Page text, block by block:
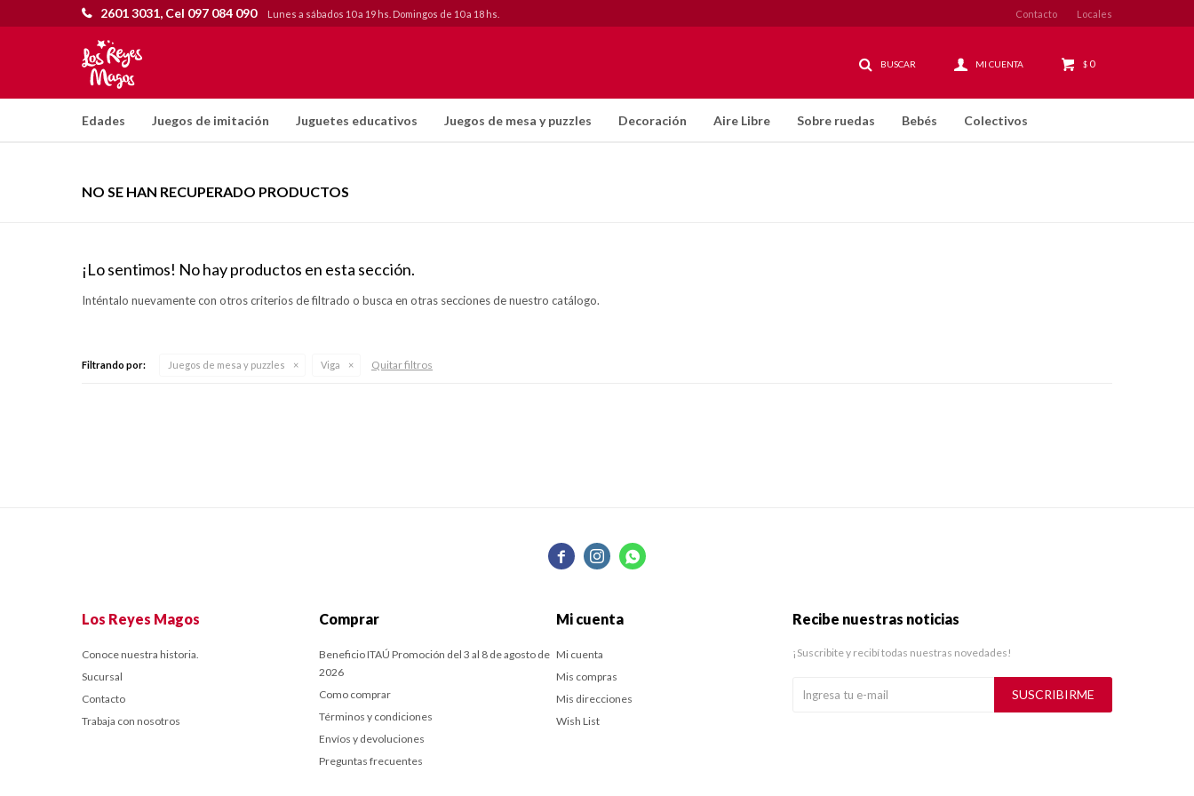
Edades Juegos de imitación Juguetes educativos Juegos de mesa y puzzles Decoración Aire Libre Sobre ruedas Bebés Colectivos
$ 0
2601 3031, Cel 097 084 090 Lunes a sábados 10 a 19 hs. Domingos de 10 a 18 hs. Contacto Locales
NO SE HAN RECUPERADO PRODUCTOS
¡Lo sentimos! No hay productos en esta sección.
Inténtalo nuevamente con otros criterios de filtrado o busca en otras secciones de nuestro catálogo.
Filtrando por: Juegos de mesa y puzzles Viga Quitar filtros
  
Los Reyes Magos
Conoce nuestra historia.
Sucursal
Contacto
Trabaja con nosotros
Comprar
Beneficio ITAÚ Promoción del 3 al 8 de agosto de
2026
Como comprar
Términos y condiciones
Envíos y devoluciones
Preguntas frecuentes
Mi cuenta
Mi cuenta
Mis compras
Mis direcciones
Wish List
Recibe nuestras noticias
¡Suscribite y recibí todas nuestras novedades!
SUSCRIBIRME